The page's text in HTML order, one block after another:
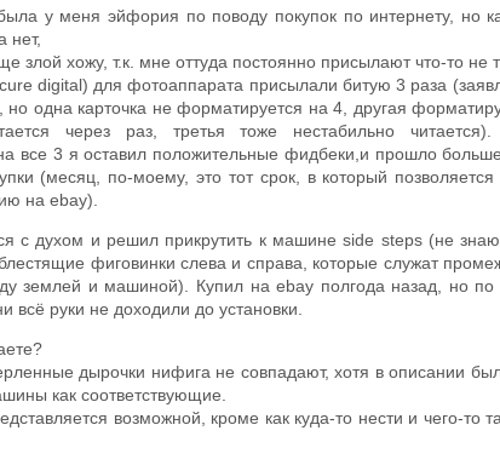
у меня эйфория по поводу покупок по интернету, но
нет,
злой хожу, т.к. мне оттуда постоянно присылают что-то не
digital) для фотоаппарата присылали битую 3 раза
но одна карточка не форматируется на 4, другая
через раз, третья тоже нестабильно
все 3 я оставил положительные фидбеки,и прошло
(месяц, по-моему, это тот срок, в который позволяется
на ebay).
с духом и решил прикрутить к машине side steps (не
фиговинки слева и справа, которые служат
землей и машиной). Купил на ebay полгода назад, но по
всё руки не доходили до установки.
дырочки нифига не совпадают, хотя в описании
как соответствующие.
возможной, кроме как куда-то нести и чего-то